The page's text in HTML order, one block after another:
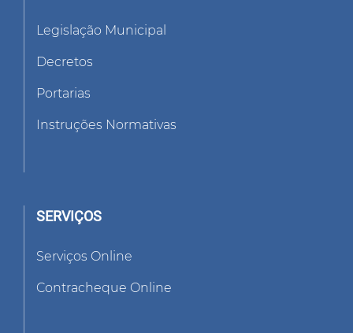
Legislação Municipal
Decretos
Portarias
Instruções Normativas
SERVIÇOS
Serviços Online
Contracheque Online